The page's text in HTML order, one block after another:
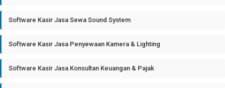
Software Kasir Jasa Sewa Sound System
Software Kasir Jasa Penyewaan Kamera & Lighting
Software Kasir Jasa Konsultan Keuangan & Pajak